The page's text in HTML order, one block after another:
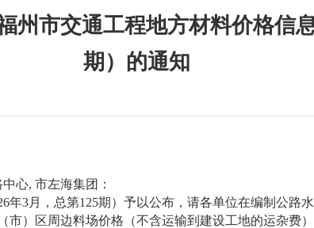
州市交通工程地方材料价格信
期）的通知
心, 市左海集团：
月，总第125期）予以公布，请各单位在编制公路水
）区周边料场价格（不含运输到建设工地的运杂费